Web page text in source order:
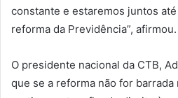
constante e estaremos juntos
reforma da Previdência”, afirmou.
O presidente nacional da CTB,
que se a reforma não for barrada